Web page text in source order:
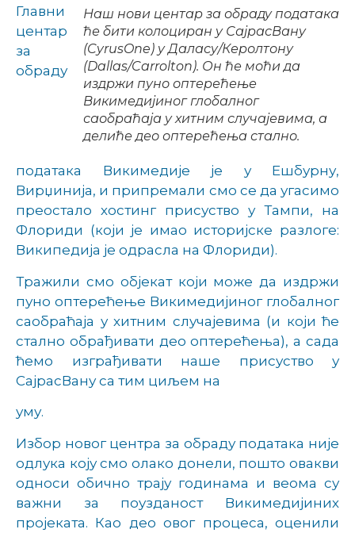
Наш нови центар за обраду података
ће бити колоциран у СајрасВану
(CyrusOne) у Даласу/Керолтону
(Dallas/Carrolton). Он ће моћи да
издржи пуно оптерећење
Викимедијиног глобалног
саобраћаја у хитним случајевима, а
делиће део оптерећења стално.
Главни
центар
за
обраду
података Викимедије је у Ешбурну,
Вирџинија, и припремали смо се да угасимо
преостало хостинг присуство у Тампи, на
Флориди (који је имао историјске разлоге:
Википедија је одрасла на Флориди).
Тражили смо објекат који може да издржи
пуно оптерећење Викимедијиног глобалног
саобраћаја у хитним случајевима (и који ће
стално обрађивати део оптерећења), а сада
ћемо изграђивати наше присуство у
СајрасВану са тим циљем на
уму.
Избор новог центра за обраду података није
одлука коју смо олако донели, пошто овакви
односи обично трају годинама и веома су
важни за поузданост Викимедијиних
пројеката. Као део овог процеса, оценили